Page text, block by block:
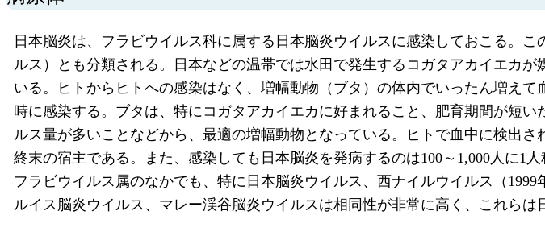
日本脳炎は、フラビウイルス科に属する日本脳炎ウイルスに感染しておこる。
ルス）とも分類される。日本などの温帯では水田で発生するコガタアカイエカ
いる。ヒトからヒトへの感染はなく、増幅動物（ブタ）の体内でいったん増え
時に感染する。ブタは、特にコガタアカイエカに好まれること、肥育期間が短
ルス量が多いことなどから、最適の増幅動物となっている。ヒトで血中に検出
終末の宿主である。また、感染しても日本脳炎を発病するのは100～1,000人に1
フラビウイルス属のなかでも、特に日本脳炎ウイルス、西ナイルウイルス（
ルイス脳炎ウイルス、マレー渓谷脳炎ウイルスは相同性が非常に高く、これらは